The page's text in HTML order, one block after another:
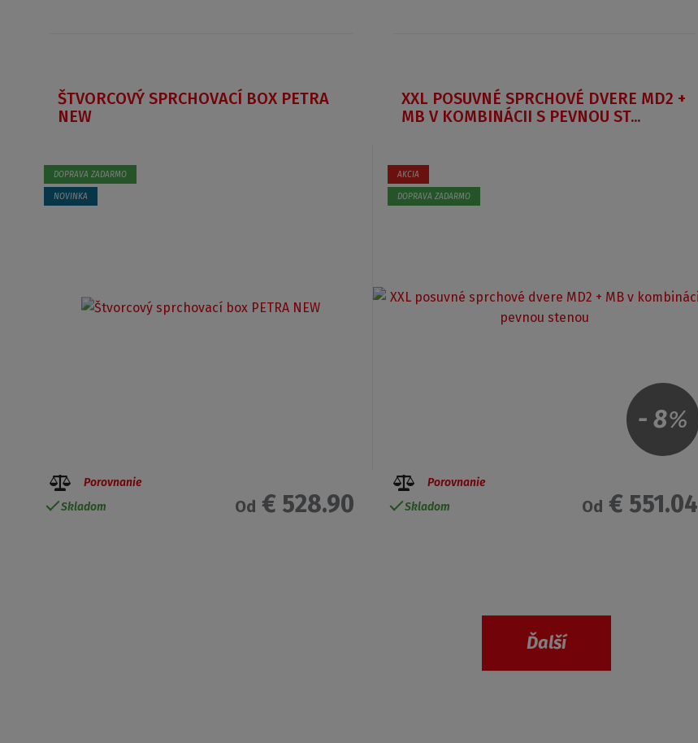
ŠTVORCOVÝ SPRCHOVACÍ BOX PETRA
NEW
DOPRAVA ZADARMO
NOVINKA
Od € 528.90
Porovnanie
Skladom
XXL POSUVNÉ SPRCHOVÉ DVERE MD2 +
MB V KOMBINÁCII S PEVNOU ST...
- 8%
AKCIA
DOPRAVA ZADARMO
Od € 551.04
Porovnanie
Skladom
Ďalší